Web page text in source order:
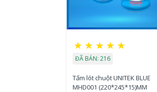
★ ★ ★ ★ ★
ĐÃ BÁN: 216
Tấm lót chuột UNITEK BLUE
MHD001 (220*245*15)MM